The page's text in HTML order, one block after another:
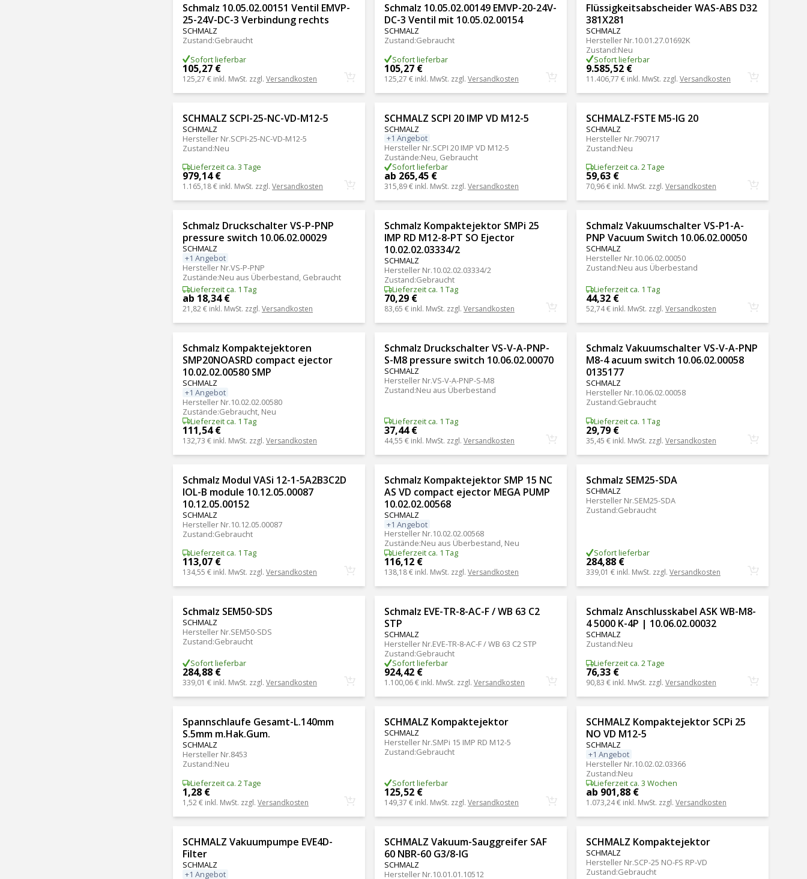
Schmalz 10.05.02.00151 Ventil EMVP-
25-24V-DC-3 Verbindung rechts
SCHMALZ
Zustand:Gebraucht
Sofort lieferbar
105,27 €
125,27 € inkl. MwSt. zzgl. Versandkosten
Schmalz 10.05.02.00149 EMVP-20-24V-
DC-3 Ventil mit 10.05.02.00154
SCHMALZ
Zustand:Gebraucht
Sofort lieferbar
105,27 €
125,27 € inkl. MwSt. zzgl. Versandkosten
Flüssigkeitsabscheider WAS-ABS D32
381X281
SCHMALZ
Hersteller Nr.10.01.27.01692K
Zustand:Neu
Sofort lieferbar
9.585,52 €
11.406,77 € inkl. MwSt. zzgl. Versandkosten
SCHMALZ SCPI-25-NC-VD-M12-5
SCHMALZ
Hersteller Nr.SCPI-25-NC-VD-M12-5
Zustand:Neu
Lieferzeit ca. 3 Tage
979,14 €
1.165,18 € inkl. MwSt. zzgl. Versandkosten
SCHMALZ SCPI 20 IMP VD M12-5
SCHMALZ
+1 Angebot
Hersteller Nr.SCPI 20 IMP VD M12-5
Zustände:Neu, Gebraucht
Sofort lieferbar
ab 265,45 €
315,89 € inkl. MwSt. zzgl. Versandkosten
SCHMALZ-FSTE M5-IG 20
SCHMALZ
Hersteller Nr.790717
Zustand:Neu
Lieferzeit ca. 2 Tage
59,63 €
70,96 € inkl. MwSt. zzgl. Versandkosten
Schmalz Druckschalter VS-P-PNP
pressure switch 10.06.02.00029
SCHMALZ
+1 Angebot
Hersteller Nr.VS-P-PNP
Zustände:Neu aus Überbestand, Gebraucht
Lieferzeit ca. 1 Tag
ab 18,34 €
21,82 € inkl. MwSt. zzgl. Versandkosten
Schmalz Kompaktejektor SMPi 25
IMP RD M12-8-PT SO Ejector
10.02.02.03334/2
SCHMALZ
Hersteller Nr.10.02.02.03334/2
Zustand:Gebraucht
Lieferzeit ca. 1 Tag
70,29 €
83,65 € inkl. MwSt. zzgl. Versandkosten
Schmalz Vakuumschalter VS-P1-A-
PNP Vacuum Switch 10.06.02.00050
SCHMALZ
Hersteller Nr.10.06.02.00050
Zustand:Neu aus Überbestand
Lieferzeit ca. 1 Tag
44,32 €
52,74 € inkl. MwSt. zzgl. Versandkosten
Schmalz Kompaktejektoren
SMP20NOASRD compact ejector
10.02.02.00580 SMP
SCHMALZ
+1 Angebot
Hersteller Nr.10.02.02.00580
Zustände:Gebraucht, Neu
Lieferzeit ca. 1 Tag
111,54 €
132,73 € inkl. MwSt. zzgl. Versandkosten
Schmalz Druckschalter VS-V-A-PNP-
S-M8 pressure switch 10.06.02.00070
SCHMALZ
Hersteller Nr.VS-V-A-PNP-S-M8
Zustand:Neu aus Überbestand
Lieferzeit ca. 1 Tag
37,44 €
44,55 € inkl. MwSt. zzgl. Versandkosten
Schmalz Vakuumschalter VS-V-A-PNP
M8-4 acuum switch 10.06.02.00058
0135177
SCHMALZ
Hersteller Nr.10.06.02.00058
Zustand:Gebraucht
Lieferzeit ca. 1 Tag
29,79 €
35,45 € inkl. MwSt. zzgl. Versandkosten
Schmalz Modul VASi 12-1-5A2B3C2D
IOL-B module 10.12.05.00087
10.12.05.00152
SCHMALZ
Hersteller Nr.10.12.05.00087
Zustand:Gebraucht
Lieferzeit ca. 1 Tag
113,07 €
134,55 € inkl. MwSt. zzgl. Versandkosten
Schmalz Kompaktejektor SMP 15 NC
AS VD compact ejector MEGA PUMP
10.02.02.00568
SCHMALZ
+1 Angebot
Hersteller Nr.10.02.02.00568
Zustände:Neu aus Überbestand, Neu
Lieferzeit ca. 1 Tag
116,12 €
138,18 € inkl. MwSt. zzgl. Versandkosten
Schmalz SEM25-SDA
SCHMALZ
Hersteller Nr.SEM25-SDA
Zustand:Gebraucht
Sofort lieferbar
284,88 €
339,01 € inkl. MwSt. zzgl. Versandkosten
Schmalz SEM50-SDS
SCHMALZ
Hersteller Nr.SEM50-SDS
Zustand:Gebraucht
Sofort lieferbar
284,88 €
339,01 € inkl. MwSt. zzgl. Versandkosten
Schmalz EVE-TR-8-AC-F / WB 63 C2
STP
SCHMALZ
Hersteller Nr.EVE-TR-8-AC-F / WB 63 C2 STP
Zustand:Gebraucht
Sofort lieferbar
924,42 €
1.100,06 € inkl. MwSt. zzgl. Versandkosten
Schmalz Anschlusskabel ASK WB-M8-
4 5000 K-4P | 10.06.02.00032
SCHMALZ
Zustand:Neu
Lieferzeit ca. 2 Tage
76,33 €
90,83 € inkl. MwSt. zzgl. Versandkosten
Spannschlaufe Gesamt-L.140mm
S.5mm m.Hak.Gum.
SCHMALZ
Hersteller Nr.8453
Zustand:Neu
Lieferzeit ca. 2 Tage
1,28 €
1,52 € inkl. MwSt. zzgl. Versandkosten
SCHMALZ Kompaktejektor
SCHMALZ
Hersteller Nr.SMPi 15 IMP RD M12-5
Zustand:Gebraucht
Sofort lieferbar
125,52 €
149,37 € inkl. MwSt. zzgl. Versandkosten
SCHMALZ Kompaktejektor SCPi 25
NO VD M12-5
SCHMALZ
+1 Angebot
Hersteller Nr.10.02.02.03366
Zustand:Neu
Lieferzeit ca. 3 Wochen
ab 901,88 €
1.073,24 € inkl. MwSt. zzgl. Versandkosten
SCHMALZ Vakuumpumpe EVE4D-
Filter
SCHMALZ
+1 Angebot
SCHMALZ Vakuum-Sauggreifer SAF
60 NBR-60 G3/8-IG
SCHMALZ
Hersteller Nr.10.01.01.10512
SCHMALZ Kompaktejektor
SCHMALZ
Hersteller Nr.SCP-25 NO-FS RP-VD
Zustand:Gebraucht